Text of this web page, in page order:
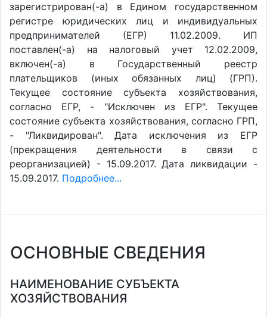
зарегистрирован(-а) в Едином государственном
регистре юридических лиц и индивидуальных
предпринимателей (ЕГР) 11.02.2009. ИП
поставлен(-a) на налоговый учет 12.02.2009,
включен(-a) в Государственный реестр
плательщиков (иных обязанных лиц) (ГРП).
Текущее состояние субъекта хозяйствования,
согласно ЕГР, - "Исключен из ЕГР". Текущее
состояние субъекта хозяйствования, согласно ГРП,
- "Ликвидирован". Дата исключения из ЕГР
(прекращения деятельности в связи с
реорганизацией) - 15.09.2017. Дата ликвидации -
15.09.2017. Подробнее...
ОСНОВНЫЕ СВЕДЕНИЯ
НАИМЕНОВАНИЕ СУБЪЕКТА
ХОЗЯЙСТВОВАНИЯ